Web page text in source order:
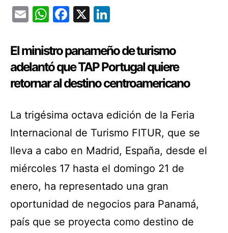
EmailWhatsApp
Facebook
X
El ministro panameño de turismo
adelantó que TAP Portugal quiere
retornar al destino centroamericano
La trigésima octava edición de la Feria
Internacional de Turismo FITUR, que se
lleva a cabo en Madrid, España, desde el
miércoles 17 hasta el domingo 21 de
enero, ha representado una gran
oportunidad de negocios para Panamá,
país que se proyecta como destino de